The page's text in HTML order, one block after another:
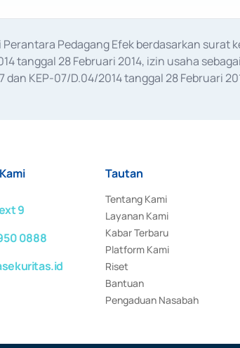
Pedagang Efek berdasarkan surat
tanggal 28 Februari 2014, izin usaha
dan KEP-07/D.04/2014 tanggal 28 Februari
9
0888
Tautan
Tentang Kami
Layanan Kami
Kabar Terbaru
Platform Kami
Riset
Bantuan
Pengaduan Nasabah